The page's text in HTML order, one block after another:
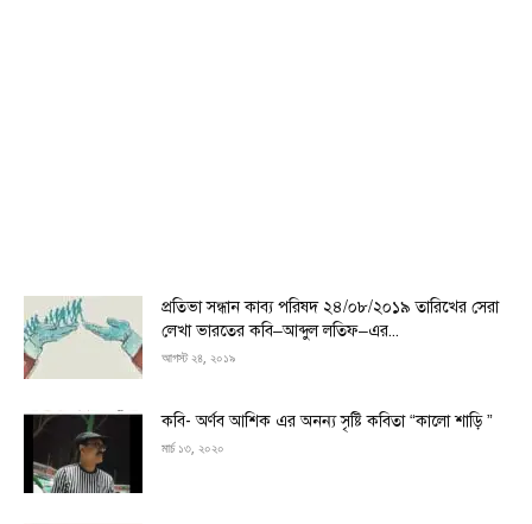
প্রতিভা সন্ধান কাব্য পরিষদ ২৪/০৮/২০১৯ তারিখের সেরা
লেখা ভারতের কবি–আব্দুল লতিফ–এর...
আগস্ট ২৪, ২০১৯
কবি- অর্ণব আশিক এর অনন্য সৃষ্টি কবিতা “কালো শাড়ি ”
মার্চ ১৩, ২০২০